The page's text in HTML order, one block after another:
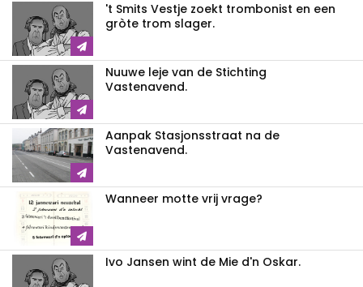
't Smits Vestje zoekt trombonist en een
gròte trom slager.
Nuuwe leje van de Stichting
Vastenavend.
Aanpak Stasjonsstraat na de
Vastenavend.
Wanneer motte vrij vrage?
Ivo Jansen wint de Mie d'n Oskar.